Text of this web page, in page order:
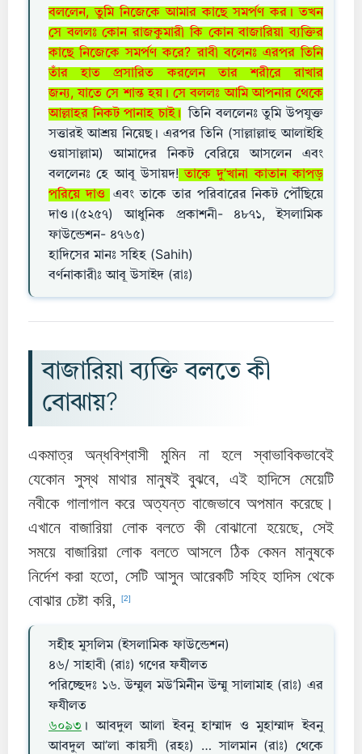
বললেন, তুমি নিজেকে আমার কাছে সমর্পণ কর। তখন
সে বললঃ কোন রাজকুমারী কি কোন বাজারিয়া ব্যক্তির
কাছে নিজেকে সমর্পণ করে? রাবী বলেনঃ এরপর তিনি
তাঁর হাত প্রসারিত করলেন তার শরীরে রাখার
জন্য, যাতে সে শান্ত হয়। সে বললঃ আমি আপনার থেকে
আল্লাহর নিকট পানাহ চাই। তিনি বললেনঃ তুমি উপযুক্ত
সত্তারই আশ্রয় নিয়েছ। এরপর তিনি (সাল্লাল্লাহু আলাইহি
ওয়াসাল্লাম) আমাদের নিকট বেরিয়ে আসলেন এবং
বললেনঃ হে আবূ উসায়দ! তাকে দু’খানা কাতান কাপড়
পরিয়ে দাও
এবং তাকে তার পরিবারের নিকট পৌঁছিয়ে
দাও।(৫২৫৭) আধুনিক প্রকাশনী- ৪৮৭১, ইসলামিক
ফাউন্ডেশন- ৪৭৬৫)
হাদিসের মানঃ সহিহ (Sahih)
বর্ণনাকারীঃ আবূ উসাইদ (রাঃ)
বাজারিয়া ব্যক্তি বলতে কী
বোঝায়?
একমাত্র অন্ধবিশ্বাসী মুমিন না হলে স্বাভাবিকভাবেই
যেকোন সুস্থ মাথার মানুষই বুঝবে, এই হাদিসে মেয়েটি
নবীকে গালাগাল করে অত্যন্ত বাজেভাবে অপমান করেছে।
এখানে বাজারিয়া লোক বলতে কী বোঝানো হয়েছে, সেই
সময়ে বাজারিয়া লোক বলতে আসলে ঠিক কেমন মানুষকে
নির্দেশ করা হতো, সেটি আসুন আরেকটি সহিহ হাদিস থেকে
বোঝার চেষ্টা করি,
[2]
সহীহ মুসলিম (ইসলামিক ফাউন্ডেশন)
৪৬/ সাহাবী (রাঃ) গণের ফযীলত
পরিচ্ছেদঃ ১৬. উম্মুল মউ’মিনীন উম্মু সালামাহ (রাঃ) এর
ফযীলত
৬০৯৩ । আবদুল আলা ইবনু হাম্মাদ ও মুহাম্মাদ ইবনু
আবদুল আ’লা কায়সী (রহঃ) … সালমান (রাঃ) থেকে